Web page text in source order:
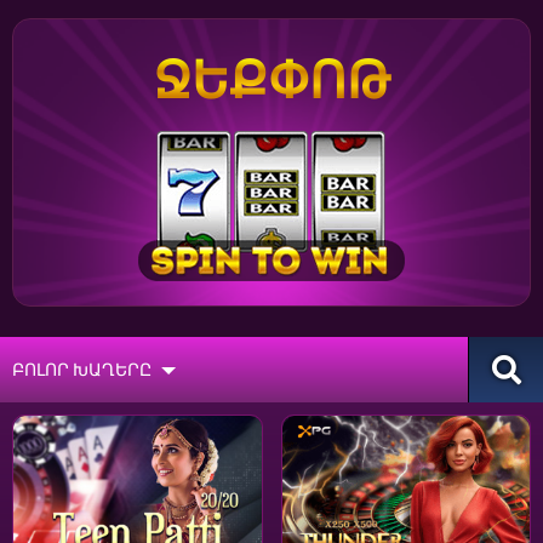
ՋԵՔՓՈԹ
ԲՈԼՈՐ ԽԱՂԵՐԸ